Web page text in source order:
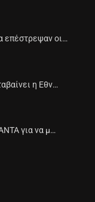
επέστρεψαν οι…
η Εθν…
για να μ…